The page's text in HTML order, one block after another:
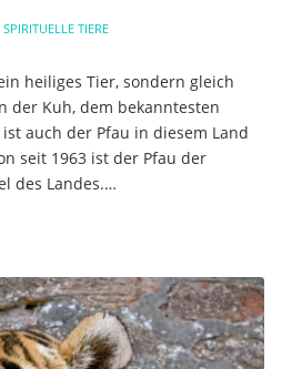
SPIRITUELLE TIERE
heiliges Tier, sondern gleich
der Kuh, dem bekanntesten
auch der Pfau in diesem Land
seit 1963 ist der Pfau der
des Landes.…